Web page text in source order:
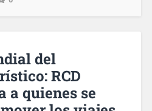
del
RCD
a quienes se